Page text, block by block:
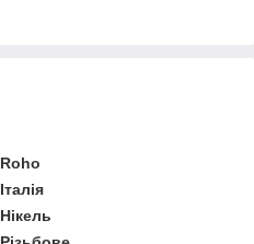
Roho
Італія
Нікель